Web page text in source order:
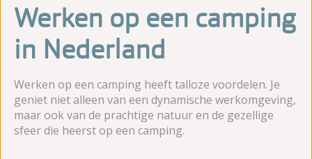
Werken op een camping
in Nederland
Werken op een camping heeft talloze voordelen. Je
geniet niet alleen van een dynamische werkomgeving,
maar ook van de prachtige natuur en de gezellige
sfeer die heerst op een camping.